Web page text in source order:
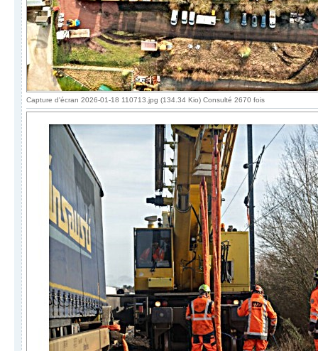
Capture d'écran 2026-01-18 110713.jpg (134.34 Kio) Consulté 2670 fois